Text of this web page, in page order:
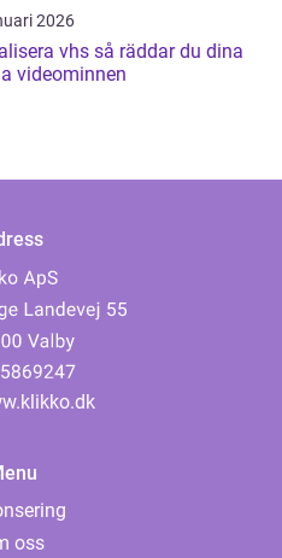
2026
vhs så räddar du dina
videominnen
oss